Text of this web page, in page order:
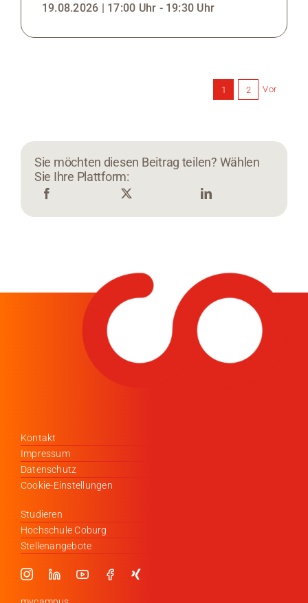
19.08.2026 | 17:00 Uhr - 19:30 Uhr
1 2 Vor
Sie möchten diesen Beitrag teilen? Wählen
Sie Ihre Plattform:
Kontakt
Impressum
Datenschutz
Cookie-Einstellungen
Studieren
Hochschule Coburg
Stellenangebote